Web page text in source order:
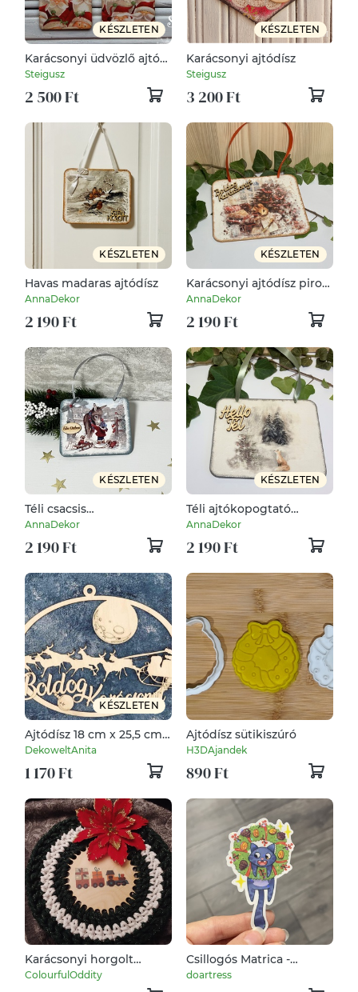
KÉSZLETEN
Karácsonyi üdvözlő ajtóra
(2 darabos szett)
Steigusz
2 500 Ft
KÉSZLETEN
Karácsonyi ajtódísz
Steigusz
3 200 Ft
KÉSZLETEN
Havas madaras ajtódísz
AnnaDekor
2 190 Ft
KÉSZLETEN
Karácsonyi ajtódísz piros
szalaggal
AnnaDekor
2 190 Ft
KÉSZLETEN
Téli csacsis
ajtókopogtató
AnnaDekor
2 190 Ft
KÉSZLETEN
Téli ajtókopogtató
rókával
AnnaDekor
2 190 Ft
KÉSZLETEN
Ajtódísz 18 cm x 25,5 cm -
Mikulás Szarvasokkal -
Dekoráció Fából (Advent
Kiegészítők)
DekoweltAnita
1 170 Ft
Ajtódísz sütikiszúró
H3DAjandek
890 Ft
Karácsonyi horgolt
ajtódísz
ColourfulOddity
Csillogós Matrica -
Karácsonyi Mr.
doartress